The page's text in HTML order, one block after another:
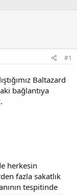
#1
Baltazard
bağlantıya
herkesin
fazla sakatlık
tespitinde